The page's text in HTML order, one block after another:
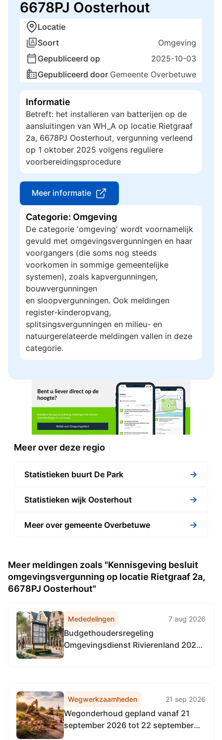
6678PJ Oosterhout
Locatie
Soort
Omgeving
Gepubliceerd op
2025-10-03
Gepubliceerd door Gemeente Overbetuwe
Informatie
Betreft: het installeren van batterijen op de
aansluitingen van WH_A op locatie Rietgraaf
2a, 6678PJ Oosterhout, vergunning verleend
op 1 oktober 2025 volgens reguliere
voorbereidingsprocedure
Meer informatie
Categorie: Omgeving
De categorie 'omgeving' wordt voornamelijk
gevuld met omgevingsvergunningen en haar
voorgangers (die soms nog steeds
voorkomen in sommige gemeentelijke
systemen), zoals kapvergunningen,
bouwvergunningen
en sloopvergunningen. Ook meldingen
register-kinderopvang,
splitsingsvergunningen en milieu- en
natuurgerelateerde meldingen vallen in deze
categorie.
Meer over deze regio
Statistieken buurt De Park →
Statistieken wijk Oosterhout →
Meer over gemeente Overbetuwe →
Meer meldingen zoals "Kennisgeving besluit
omgevingsvergunning op locatie Rietgraaf 2a,
6678PJ Oosterhout"
Mededelingen 7 aug 2026
Budgethoudersregeling
Omgevingsdienst Rivierenland 2026
Wegwerkzaamheden 21 sep 2026
Wegonderhoud gepland vanaf 21
september 2026 tot 22 september